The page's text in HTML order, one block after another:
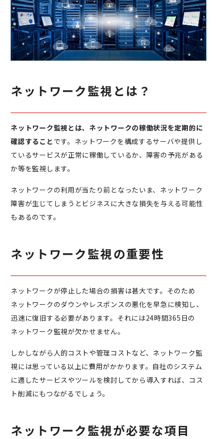
ネットワーク監視とは？
ネットワーク監視とは、ネットワークの稼働状況を定期的に
確認すること です。ネットワークを構成するサーバや提供し
ているサービスが正常に稼働しているか、障害の予兆がある
か等を監視します。
ネットワークの利用が当たり前となったいま、ネットワーク
障害が生じてしまうとビジネスに大きな損失を与える可能性
もあるのです。
ネットワーク監視の重要性
ネットワークが停止した場合の損害は甚大です。そのため
ネットワークのダウンやレスポンスの悪化を早急に検知し、
迅速に復旧する必要があります。それには24時間365日の
ネットワーク監視が欠かせません。
しかしながら人的コストや管理コストなど、ネットワーク監
視には思っている以上に費用がかかります。自社のシステム
に適したサービスやツールを検討してから導入すれば、コス
ト削減にもつながるでしょう。
ネットワーク監視が必要な項目